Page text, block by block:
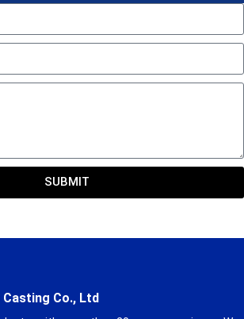
SUBMIT
Co., Ltd